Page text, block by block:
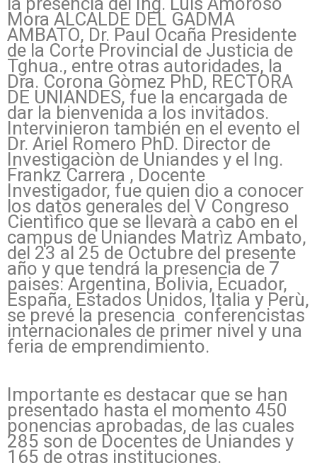
Mora ALCALDE DEL GADMA
AMBATO, Dr. Paul Ocaña Presidente
de la Corte Provincial de Justicia de
Tghua., entre otras autoridades, la
Dra. Corona Gòmez PhD, RECTORA
DE UNIANDES, fue la encargada de
dar la bienvenida a los invitados.
Intervinieron también en el evento el
Dr. Ariel Romero PhD. Director de
Investigaciòn de Uniandes y el Ing.
Frankz Carrera , Docente
Investigador, fue quien dio a conocer
los datos generales del V Congreso
Cientìfico que se llevarà a cabo en el
campus de Uniandes Matrìz Ambato,
del 23 al 25 de Octubre del presente
año y que tendrá la presencia de 7
paises: Argentina, Bolivia, Ecuador,
España, Estados Unidos, Italia y Perù,
se prevé la presencia conferencistas
internacionales de primer nivel y una
feria de emprendimiento.
Importante es destacar que se han
presentado hasta el momento 450
ponencias aprobadas, de las cuales
285 son de Docentes de Uniandes y
165 de otras instituciones.